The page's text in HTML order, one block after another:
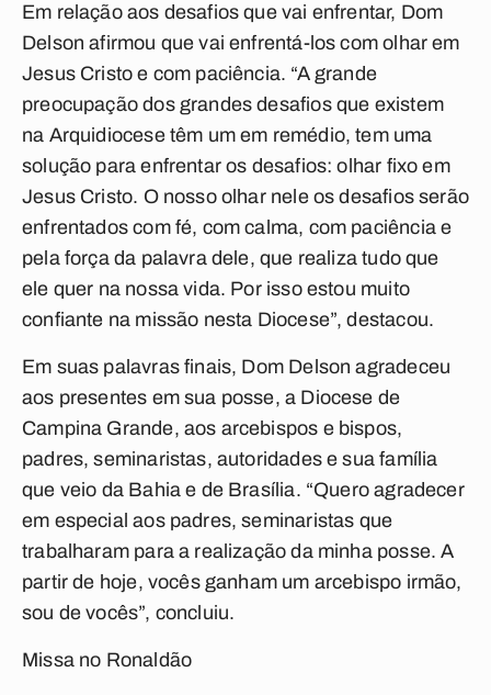
Em relação aos desafios que vai enfrentar, Dom
Delson afirmou que vai enfrentá-los com olhar em
Jesus Cristo e com paciência. “A grande
preocupação dos grandes desafios que existem
na Arquidiocese têm um em remédio, tem uma
solução para enfrentar os desafios: olhar fixo em
Jesus Cristo. O nosso olhar nele os desafios serão
enfrentados com fé, com calma, com paciência e
pela força da palavra dele, que realiza tudo que
ele quer na nossa vida. Por isso estou muito
confiante na missão nesta Diocese”, destacou.
Em suas palavras finais, Dom Delson agradeceu
aos presentes em sua posse, a Diocese de
Campina Grande, aos arcebispos e bispos,
padres, seminaristas, autoridades e sua família
que veio da Bahia e de Brasília. “Quero agradecer
em especial aos padres, seminaristas que
trabalharam para a realização da minha posse. A
partir de hoje, vocês ganham um arcebispo irmão,
sou de vocês”, concluiu.
Missa no Ronaldão